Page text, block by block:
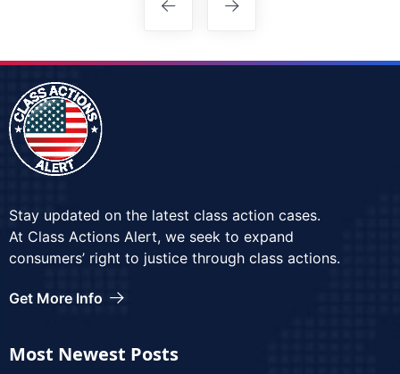
Stay updated on the latest class action cases.
At Class Actions Alert, we seek to expand
consumers’ right to justice through class actions.
Get More Info
Most Newest Posts